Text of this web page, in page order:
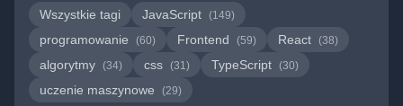
Wszystkie tagi
JavaScript (149)
programowanie (60) Frontend (59) React (38)
algorytmy (34) css (31) TypeScript (30)
uczenie maszynowe (29)